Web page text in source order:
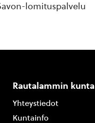
lomituspalvelu
Rautalammin kunta
Yhteystiedot
Kuntainfo